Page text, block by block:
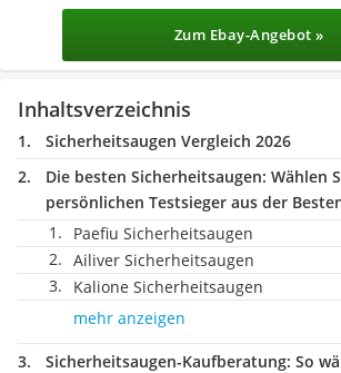
Zum Ebay-Angebot »
Inhaltsverzeichnis
Sicherheitsaugen Vergleich 2026
Die besten Sicherheitsaugen: Wählen
persönlichen Testsieger aus der
Paefiu Sicherheitsaugen
Ailiver Sicherheitsaugen
Kalione Sicherheitsaugen
mehr anzeigen
Sicherheitsaugen-Kaufberatung: So